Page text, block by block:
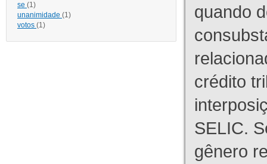
se (1)
unanimidade (1)
votos (1)
quando
crédito
SELIC.
gênero